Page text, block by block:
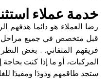
خدمة عملاء
رضا العملاء هو دائما
قبل متخصص في جميع مراحل
فريقهم المتفاني. . بغض
المركبات، أو ما إذا كنت
ستجد طاقمهم ودودًا ومفيدًا